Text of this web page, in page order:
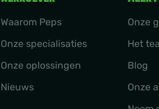
Waarom Peps
Onze specialisaties
Onze oplossingen
Nieuws
Onze
Het
Blog
Onze